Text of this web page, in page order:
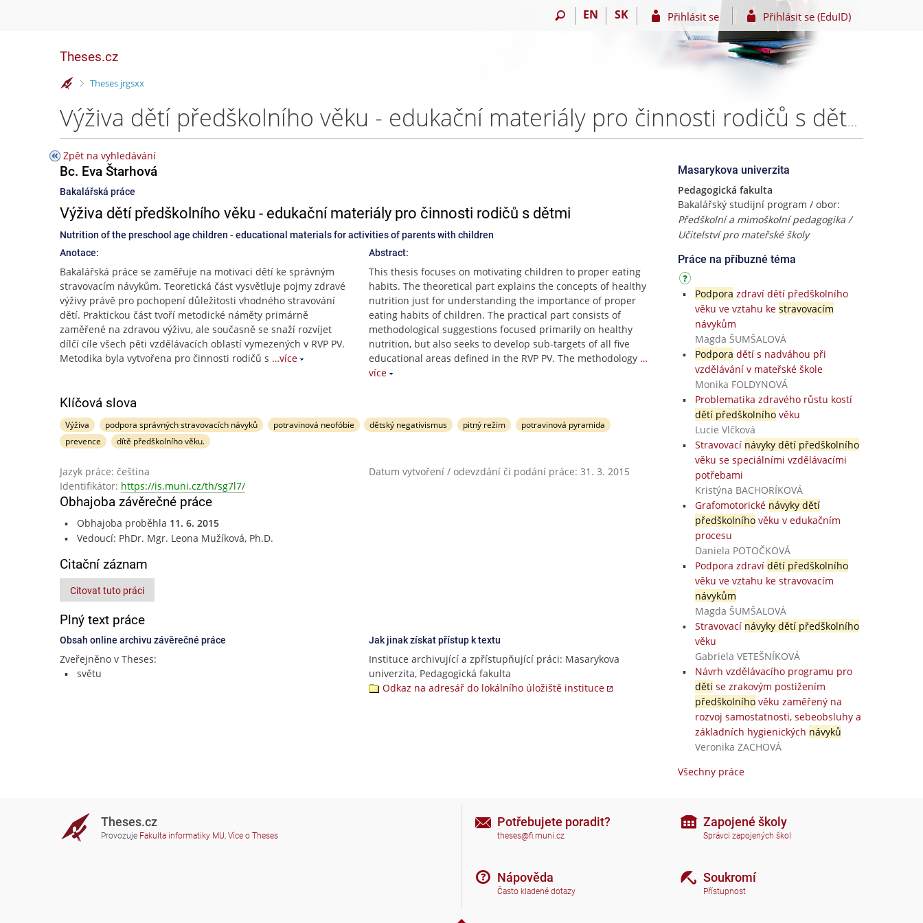
EN SK Přihlásit se Přihlásit se (EduID)
Theses.cz
>
Theses jrgsxx
Výživa dětí předškolního věku - edukační materiály pro činnosti rodičů s dětmi – Bc. Eva Štarhová
Zpět na vyhledávání
Bc. Eva Štarhová
Bakalářská práce
Výživa dětí předškolního věku - edukační materiály pro činnosti rodičů s dětmi
Nutrition of the preschool age children - educational materials for activities of parents with children
Anotace:
Bakalářská práce se zaměřuje na motivaci dětí ke správným
stravovacím návykům. Teoretická část vysvětluje pojmy zdravé
výživy právě pro pochopení důležitosti vhodného stravování
dětí. Praktickou část tvoří metodické náměty primárně
zaměřené na zdravou výživu, ale současně se snaží rozvíjet
dílčí cíle všech pěti vzdělávacích oblastí vymezených v RVP PV.
Metodika byla vytvořena pro činnosti rodičů s …více
Abstract:
This thesis focuses on motivating children to proper eating
habits. The theoretical part explains the concepts of healthy
nutrition just for understanding the importance of proper
eating habits of children. The practical part consists of
methodological suggestions focused primarily on healthy
nutrition, but also seeks to develop sub-targets of all five
educational areas defined in the RVP PV. The methodology …
více
Klíčová slova
Výživa podpora správných stravovacích návyků potravinová neofóbie dětský negativismus pitný režim
potravinová pyramida
prevence
dítě předškolního věku.
Jazyk práce: čeština
Datum vytvoření / odevzdání či podání práce: 31. 3. 2015
Identifikátor: https://is.muni.cz/th/sg7l7/
Obhajoba závěrečné práce
Obhajoba proběhla 11. 6. 2015
Vedoucí: PhDr. Mgr. Leona Mužíková, Ph.D.
Citační záznam
Citovat tuto práci
Plný text práce
Obsah online archivu závěrečné práce
Zveřejněno v Theses:
světu
Jak jinak získat přístup k textu
Instituce archivující a zpřístupňující práci: Masarykova
univerzita, Pedagogická fakulta
Odkaz na adresář do lokálního úložiště instituce
Masarykova univerzita
Pedagogická fakulta
Bakalářský studijní program / obor:
Předškolní a mimoškolní pedagogika /
Učitelství pro mateřské školy
Práce na příbuzné téma
Podpora zdraví dětí předškolního
věku ve vztahu ke stravovacím
návykům
Magda ŠUMŠALOVÁ
Podpora dětí s nadváhou při
vzdělávání v mateřské škole
Monika FOLDYNOVÁ
Problematika zdravého růstu kostí
dětí předškolníhověku
Lucie Vlčková
Stravovací návyky dětí předškolního
věku se speciálními vzdělávacími
potřebami
Kristýna BACHORÍKOVÁ
Grafomotorické návyky dětí
předškolníhověku v edukačním
procesu
Daniela POTOČKOVÁ
Podpora zdraví dětí předškolního
věku ve vztahu ke stravovacím
návykům
Magda ŠUMŠALOVÁ
Stravovací návyky dětí předškolního
věku
Gabriela VETEŠNÍKOVÁ
Návrh vzdělávacího programu pro
děti se zrakovým postižením
předškolníhověku zaměřený na
rozvoj samostatnosti, sebeobsluhy a
základních hygienických návyků
Veronika ZACHOVÁ
Všechny práce
Theses.cz
Provozuje Fakulta informatiky MU, Více o Theses
Potřebujete poradit?
theses@fi.muni.cz
Nápověda
Často kladené dotazy
Zapojené školy
Správci zapojených škol
Soukromí
Přístupnost